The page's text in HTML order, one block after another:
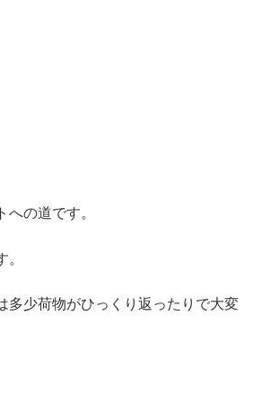
への道です。
多少荷物がひっくり返ったりで大変